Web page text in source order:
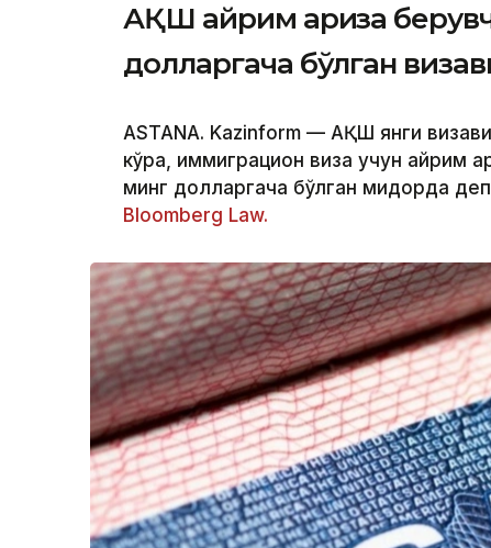
АҚШ айрим ариза
долларгача бўлган
ASTANA. Kazinform — АҚШ янги
кўра, иммиграцион виза учун айрим
минг долларгача бўлган миқдорда
Bloomberg Law.